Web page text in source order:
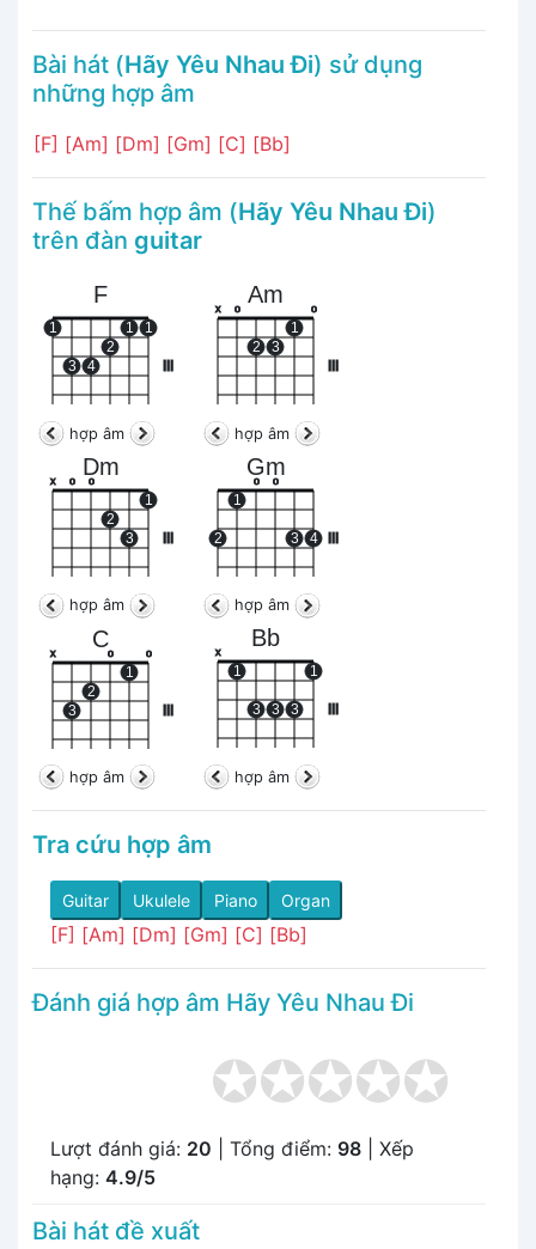
Bài hát (Hãy Yêu Nhau Đi) sử dụng
những hợp âm
[F] [Am] [Dm] [Gm] [C] [Bb]
Thế bấm hợp âm (Hãy Yêu Nhau Đi)
trên đàn guitar
F
1
3 4
2
1 1
hợp âm
Am
x o
2 3
1
o
hợp âm
Dm
III
x o o
2
3
1
hợp âm
Gm
2
1
o o
3 4
hợp âm
C
III
x
3
2
o
1
o
hợp âm
Bb
x
1
3 3 3
1
hợp âm
Tra cứu hợp âm
Guitar Ukulele Piano Organ
[F] [Am] [Dm] [Gm] [C] [Bb]
Đánh giá hợp âm Hãy Yêu Nhau Đi
Lượt đánh giá: 20 | Tổng điểm: 98 | Xếp
hạng: 4.9/5
Bài hát đề xuất